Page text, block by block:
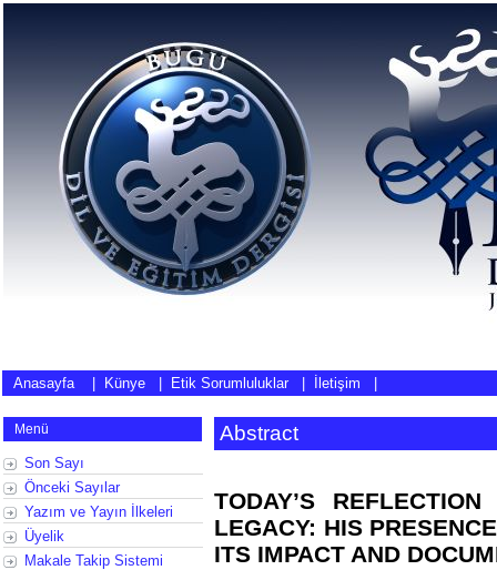
Anasayfa| Künye Etik Sorumluluklar İletişim
Menü
Son Sayı
Önceki Sayılar
Yazım ve Yayın İlkeleri
Üyelik
Makale Takip Sistemi
Abstract
TODAY’S
LEGACY: HIS
ITS IMPACT AND